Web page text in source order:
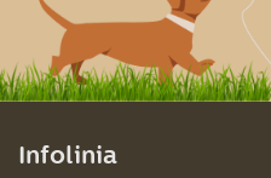
Infolinia